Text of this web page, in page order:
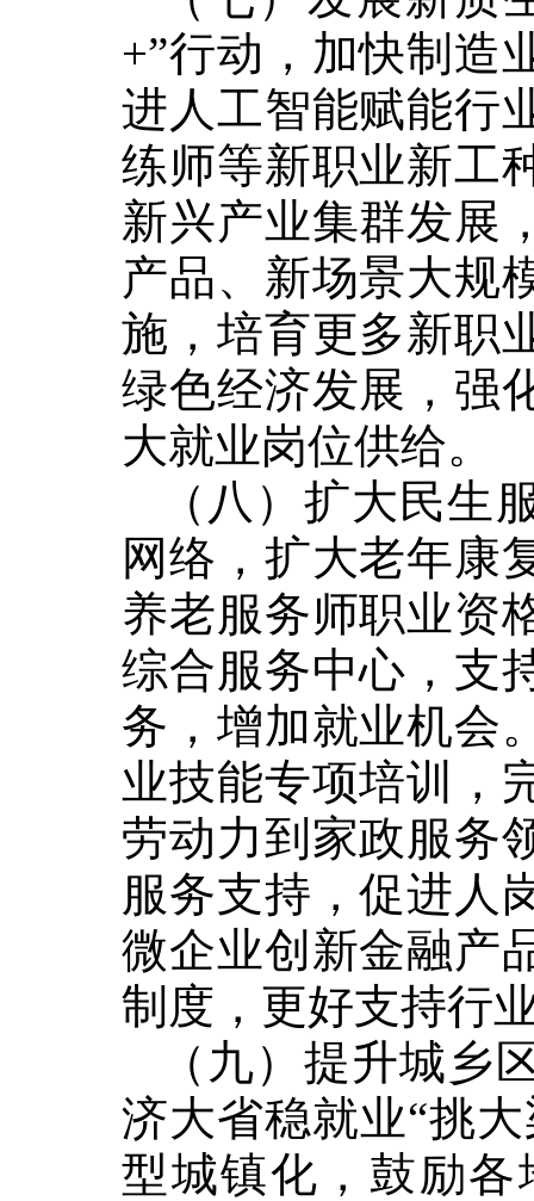
+”行动，加快制造
进人工智能赋能行
练师等新职业新工
新兴产业集群发展
产品、新场景大规
施，培育更多新职
绿色经济发展，强
大就业岗位供给。
（八）扩大民生
网络，扩大老年康
养老服务师职业资
综合服务中心，支
务，增加就业机会
业技能专项培训，
劳动力到家政服务
服务支持，促进人
微企业创新金融产
制度，更好支持行
（九）提升城乡
济大省稳就业“挑
型城镇化，鼓励